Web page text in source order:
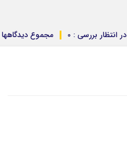
مجموع دیدگاهها : در انتظار بررسی : 0